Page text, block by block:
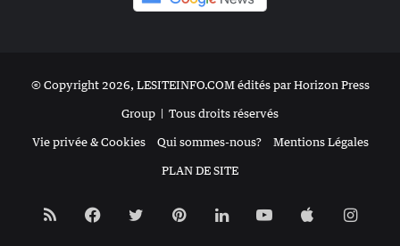
© Copyright 2026, LESITEINFO.COM édités par Horizon Press
Group | Tous droits réservés
Vie privée & Cookies
Qui sommes-nous?
Mentions Légales
PLAN DE SITE
Facebook
TwitterPinterestLinkedinYouTubeApple